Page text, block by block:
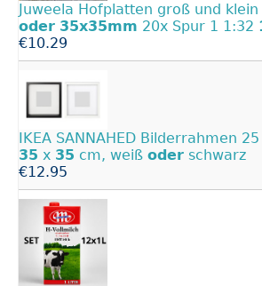
Juweela Hofplatten groß und klein
oder 35x35mm 20x Spur 1 1:32
€10.29
IKEA SANNAHED Bilderrahmen
35 x 35 cm, weiß oder schwarz
€12.95